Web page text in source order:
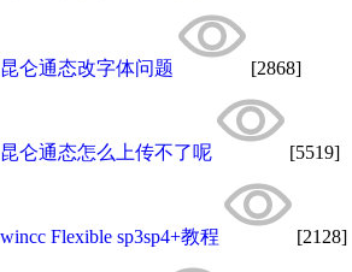
昆仑通态改字体问题 [2868]
昆仑通态怎么上传不了呢 [5519]
wincc Flexible sp3sp4+教程 [2128]